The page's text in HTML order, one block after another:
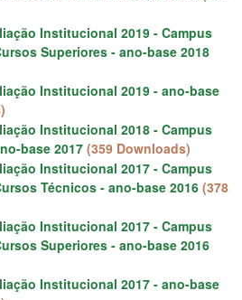
Institucional 2019 - Campus
Superiores - ano-base 2018
Institucional 2019 - ano-base
Institucional 2018 - Campus
base 2017 (359 Downloads)
Institucional 2017 - Campus
Técnicos - ano-base 2016 (378
Institucional 2017 - Campus
Superiores - ano-base 2016
Institucional 2017 - ano-base